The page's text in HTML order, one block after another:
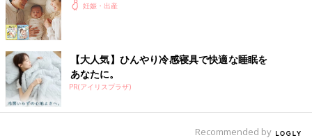
妊娠・出産
【大人気】ひんやり冷感寝具で快適な睡眠を
あなたに。
PR(アイリスプラザ)
Recommended by